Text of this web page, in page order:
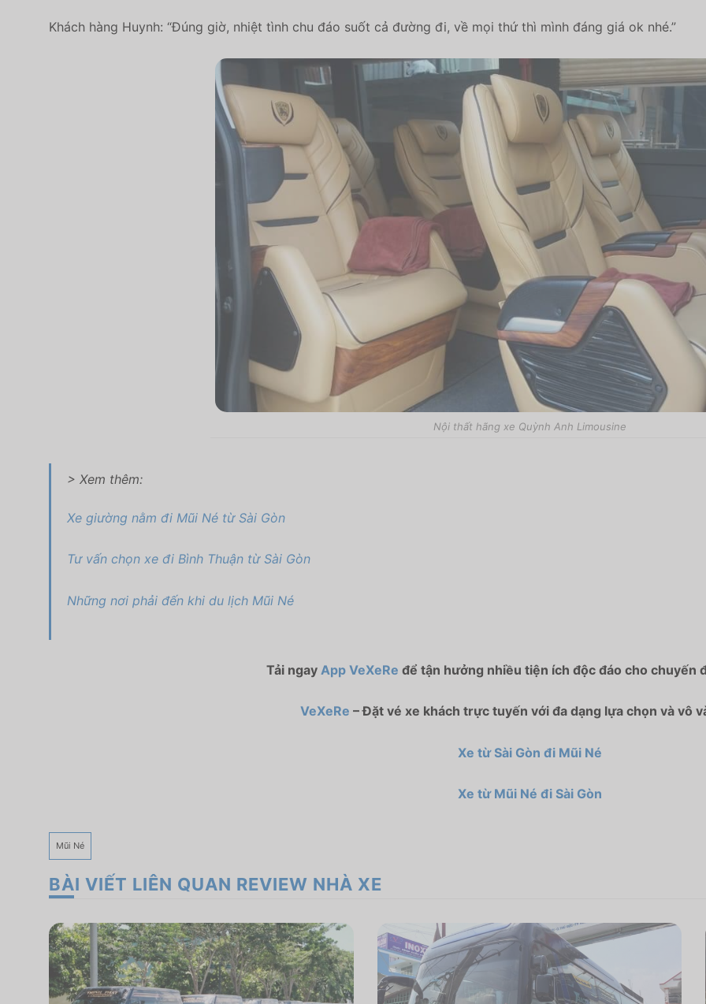
Khách hàng Huynh: “Đúng giờ, nhiệt tình chu đáo suốt cả đường đi, về mọi thứ thì mình đáng giá ok nhé.”
Nội thất hãng xe Quỳnh Anh Limousine
> Xem thêm:
Xe giường nằm đi Mũi Né từ Sài Gòn
Tư vấn chọn xe đi Bình Thuận từ Sài Gòn
Những nơi phải đến khi du lịch Mũi Né
Tải ngay App VeXeRe để tận hưởng nhiều tiện ích độc đáo cho chuyến
VeXeRe – Đặt vé xe khách trực tuyến với đa dạng lựa chọn và vô
Xe từ Sài Gòn đi Mũi Né
Xe từ Mũi Né đi Sài Gòn
Mũi Né
BÀI VIẾT LIÊN QUAN REVIEW NHÀ XE